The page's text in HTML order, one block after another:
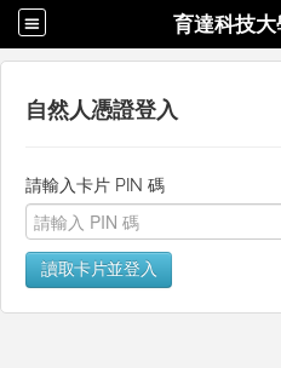
育達科技
自然人憑證登入
請輸入卡片 PIN 碼
讀取卡片並登入